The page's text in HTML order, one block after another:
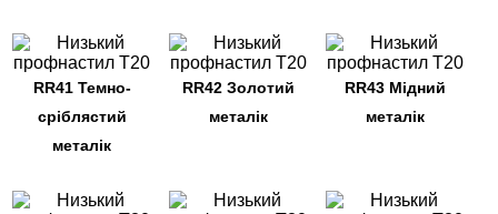
RR41 Темно-
сріблястий
металік
RR42 Золотий
металік
RR43 Мідний
металік